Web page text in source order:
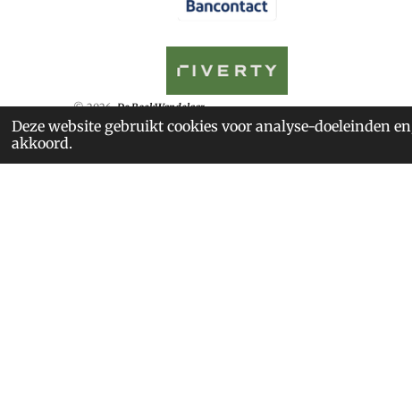
Deze website gebruikt cookies voor analyse-doeleinden
akkoord.
© 2026De BoekWandelaar